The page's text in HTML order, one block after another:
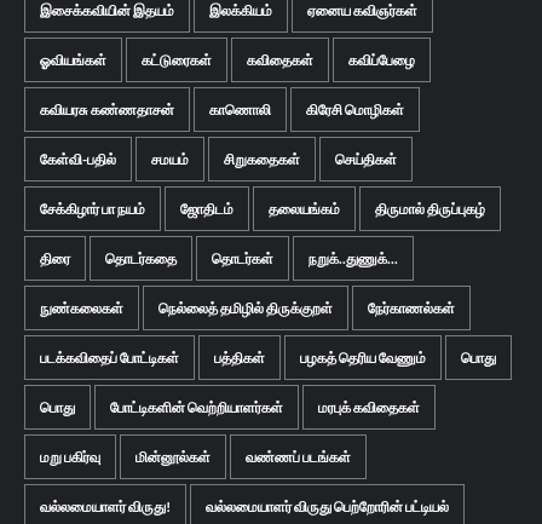
இசைக்கவியின் இதயம் இலக்கியம் ஏனைய கவிஞர்கள்
ஓவியங்கள் கட்டுரைகள் கவிதைகள் கவிப்பேழை
கவியரசு கண்ணதாசன் காணொலி கிரேசி மொழிகள்
கேள்வி-பதில் சமயம் சிறுகதைகள் செய்திகள்
சேக்கிழார் பா நயம் ஜோதிடம் தலையங்கம் திருமால் திருப்புகழ்
திரை தொடர்கதை தொடர்கள் நறுக்..துணுக்...
நுண்கலைகள் நெல்லைத் தமிழில் திருக்குறள் நேர்காணல்கள்
படக்கவிதைப் போட்டிகள் பத்திகள் பழகத் தெரிய வேணும் பொது
பொது போட்டிகளின் வெற்றியாளர்கள் மரபுக் கவிதைகள்
மறு பகிர்வு மின்னூல்கள் வண்ணப் படங்கள்
வல்லமையாளர் விருது! வல்லமையாளர் விருது பெற்றோரின் பட்டியல்